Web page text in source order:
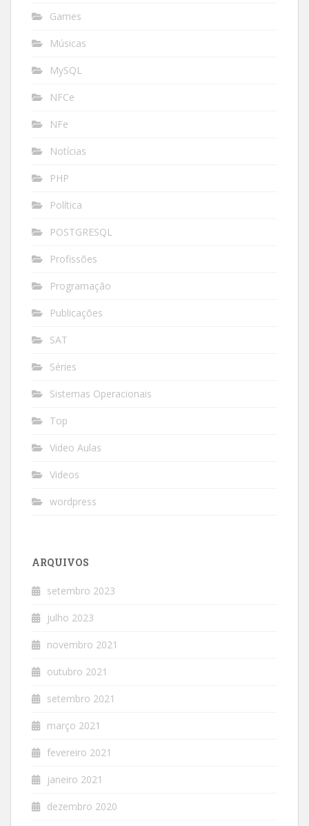
Games
Músicas
MySQL
NFCe
NFe
Notícias
PHP
Política
POSTGRESQL
Profissões
Programação
Publicações
SAT
Séries
Sistemas Operacionais
Top
Video Aulas
Videos
wordpress
ARQUIVOS
setembro 2023
julho 2023
novembro 2021
outubro 2021
setembro 2021
março 2021
fevereiro 2021
janeiro 2021
dezembro 2020